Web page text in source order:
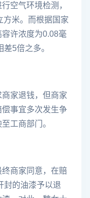
空气环境检测，
方米。而根据国家
许浓度为0.08毫
5倍之多。
家退钱，但商家
事宜多次发生争
工商部门。
商家同意，在赔
封的油漆予以退